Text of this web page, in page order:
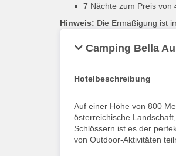
7 Nächte zum Preis von
Hinweis: Die Ermäßigung ist
Camping Bella
Hotelbeschreibung
Auf einer Höhe von 800
österreichische
Schlössern ist es der
von Outdoor-Aktivitäten